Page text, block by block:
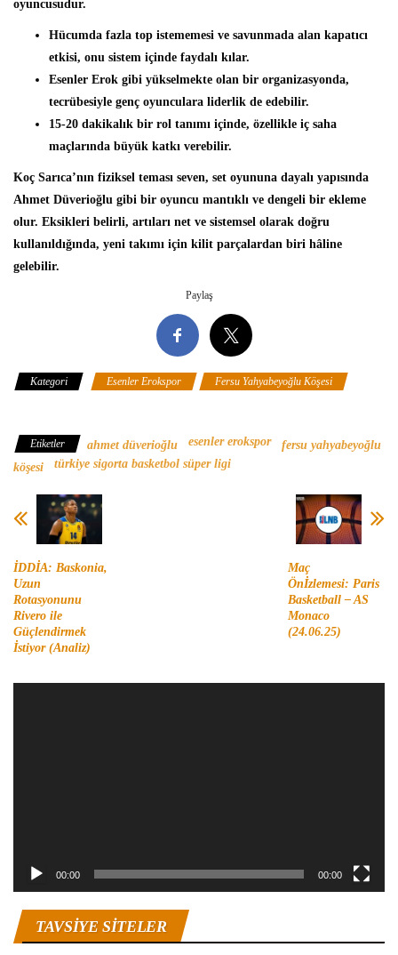
oyuncusudur.
Hücumda fazla top istememesi ve savunmada alan kapatıcı
etkisi, onu sistem içinde faydalı kılar.
Esenler Erok gibi yükselmekte olan bir organizasyonda,
tecrübesiyle genç oyunculara liderlik de edebilir.
15-20 dakikalık bir rol tanımı içinde, özellikle iç saha
maçlarında büyük katkı verebilir.
Koç Sarıca’nın fiziksel teması seven, set oyununa dayalı yapısında
Ahmet Düverioğlu gibi bir oyuncu mantıklı ve dengeli bir ekleme
olur. Eksikleri belirli, artıları net ve sistemsel olarak doğru
kullanıldığında, yeni takımı için kilit parçalardan biri hâline
gelebilir.
Paylaş
Kategori Esenler Erokspor
Fersu Yahyabeyoğlu Köşesi
Etiketler ahmet düverioğlu esenler erokspor
fersu yahyabeyoğlu
köşesi
türkiye sigorta basketbol süper ligi
İDDİA: Baskonia,
Uzun
Rotasyonunu
Rivero ile
Güçlendirmek
İstiyor (Analiz)
Maç
Önİzlemesi: Paris
Basketball – AS
Monaco
(24.06.25)
00:00 00:00
TAVSIYE SITELER